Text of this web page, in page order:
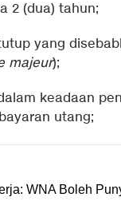
2 (dua) tahun;
yang
majeur);
keadaan
utang;
WNA Boleh